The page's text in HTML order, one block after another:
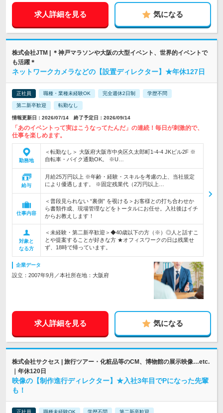
求人詳細を見る 気になる
株式会社JTM | ＊神戸マラソンや大阪の大型イベント、世界的イベントで
も活躍＊
ネットワークカメラなどの【設置ディレクター】★年休127日
正社員 職種・業種未経験OK 完全週休2日制 学歴不問
第二新卒歓迎 転勤なし
情報更新日：2026/07/14 終了予定日：2026/09/14
「あのイベントって実はこうなってたんだ」の連続！毎日が刺激的で、
仕事を楽しめます。
勤務地
＜転勤なし＞ 大阪府大阪市中央区久太郎町1-4-4 JKビル2F ※
自転車・バイク通勤OK。 ※U…
給与
月給25万円以上 ※年齢・経験・スキルを考慮の上、当社規定
により優遇します。 ※固定残業代（2万円以上…
仕事内容
＜普段見られない “裏側” を覗ける＞お客様との打ち合わせか
ら書類作成、現場管理などをトータルにお任せ。入社後はイチ
からお教えします！
対象と
なる方
＜未経験・第二新卒歓迎＞◆40歳以下の方（※）◎人と話すこ
とや提案することが好きな方 ★オフィスワークの日は残業せ
ず、18時で帰っています。
企業データ
設立：2007年9月／本社所在地：大阪府
求人詳細を見る 気になる
株式会社サクセス | 旅行ツアー・化粧品等のCM、博物館の展示映像…etc.
｜年休120日
映像の【制作進行ディレクター】★入社3年目でPになった先輩
も！
正社員 職種未経験OK 学歴不問 第二新卒歓迎